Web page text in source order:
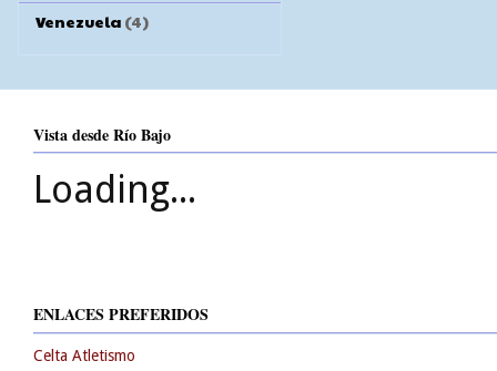
Venezuela (4)
Vista desde Río Bajo
Loading...
ENLACES PREFERIDOS
Celta Atletismo